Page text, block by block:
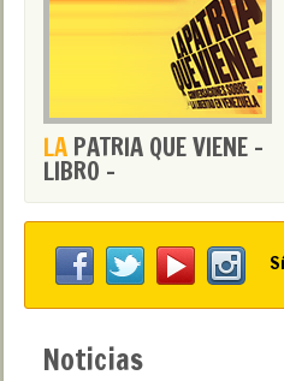
LA PATRIA QUE VIENE -
LIBRO -
Noticias